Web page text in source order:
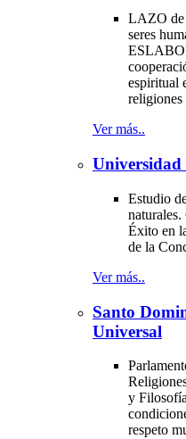
LAZO de
seres
espiritual
religiones
Ver más..
Estudio
Éxito en
de la
Ver más..
Santo
Universal
y
respeto